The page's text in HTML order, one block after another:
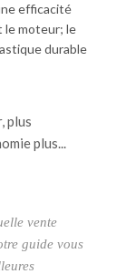
efficacité
le moteur; le
durable
plus
plus...
vente
guide vous